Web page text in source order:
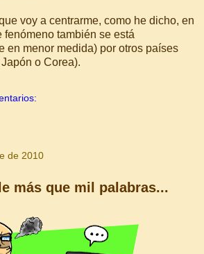
voy a centrarme, como he dicho, en
fenómeno también se está
en menor medida) por otros países
o Corea).
de 2010
más que mil palabras...